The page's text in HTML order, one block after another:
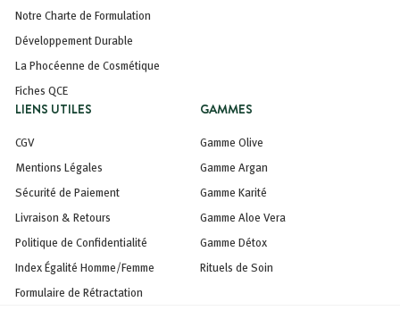
Notre Charte de Formulation
Développement Durable
La Phocéenne de Cosmétique
Fiches QCE
LIENS UTILES
CGV
Mentions Légales
Sécurité de Paiement
Livraison & Retours
Politique de Confidentialité
Index Égalité Homme/Femme
Formulaire de Rétractation
GAMMES
Gamme Olive
Gamme Argan
Gamme Karité
Gamme Aloe Vera
Gamme Détox
Rituels de Soin